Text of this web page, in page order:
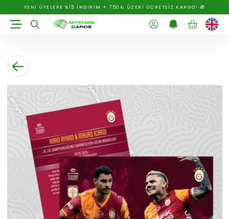
YENİ ÜYELERE %15 İNDİRİM + 750₺ ÜZERİ ÜCRETSİZ KARGO! 🎁